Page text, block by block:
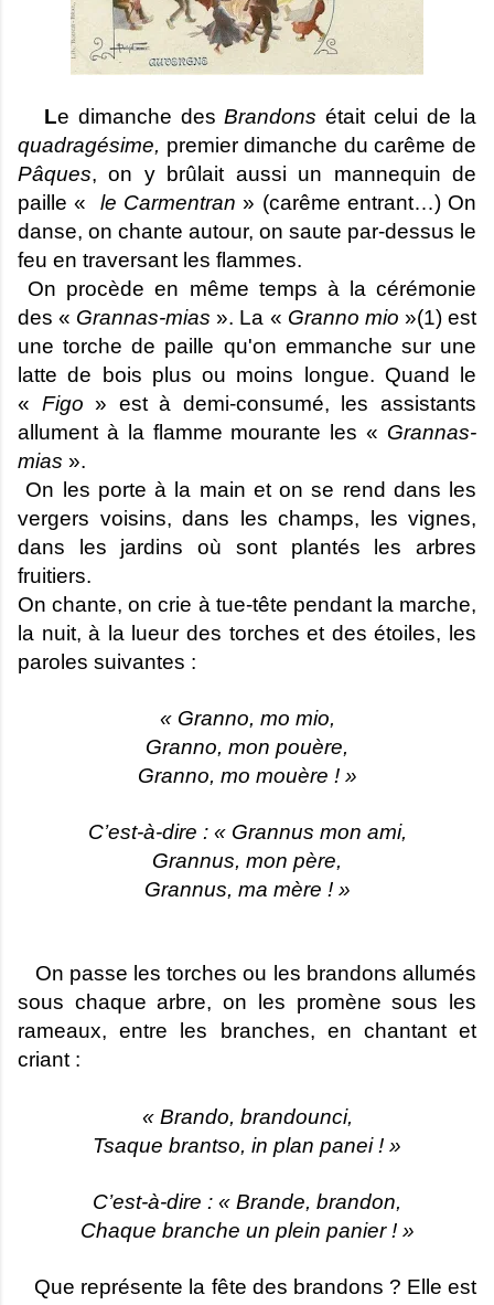
Le dimanche desBrandons était celui de la
quadragésime, premier dimanche du carême de
Pâques, on y brûlait aussi un mannequin de
paille « le Carmentran » (carême entrant…) On
danse, on chante autour, on saute par-dessus le
feu en traversant les flammes.
On procède en même temps à la cérémonie
des « Grannas-mias». La « Granno mio »(1) est
une torche de paille qu'on emmanche sur une
latte de bois plus ou moins longue. Quand le
« Figo » est à demi-consumé, les assistants
allument à la flamme mourante les « Grannas-
mias ».
On les porte à la main et on se rend dans les
vergers voisins, dans les champs, les vignes,
dans les jardins où sont plantés les arbres
fruitiers.
On chante, on crie à tue-tête pendant la marche,
la nuit, à la lueur des torches et des étoiles, les
paroles suivantes :
« Granno, mo mio,
Granno, mon pouère,
Granno, mo mouère ! »
C’est-à-dire : « Grannus mon ami,
Grannus, mon père,
Grannus, ma mère ! »
On passe les torches ou les brandons allumés
sous chaque arbre, on les promène sous les
rameaux, entre les branches, en chantant et
criant :
« Brando, brandounci,
Tsaque brantso, in plan panei ! »
C’est-à-dire : « Brande, brandon,
Chaque branche un plein panier ! »
Que représente la fête des brandons ? Elle est